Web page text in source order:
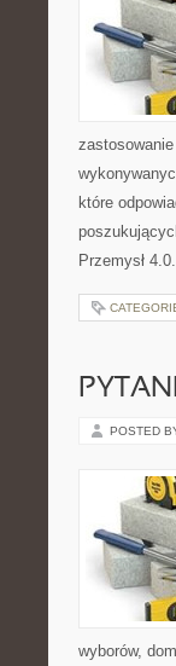
które
Przemysł
POSTED
wyborów,